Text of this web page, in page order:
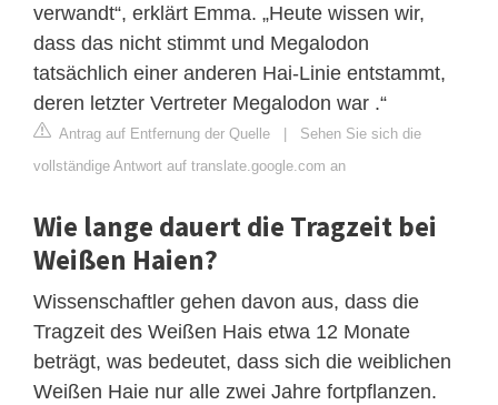
verwandt“, erklärt Emma. „Heute wissen wir,
dass das nicht stimmt und Megalodon
tatsächlich einer anderen Hai-Linie entstammt,
deren letzter Vertreter Megalodon war .“
Antrag auf Entfernung der Quelle | Sehen Sie sich die
vollständige Antwort auf translate.google.com an
Wie lange dauert die Tragzeit bei
Weißen Haien?
Wissenschaftler gehen davon aus, dass die
Tragzeit des Weißen Hais etwa 12 Monate
beträgt, was bedeutet, dass sich die weiblichen
Weißen Haie nur alle zwei Jahre fortpflanzen.